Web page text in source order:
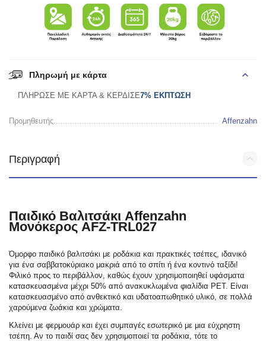
Πληρωμή με κάρτα
ΠΛΗΡΩΣΕ ΜΕ ΚΑΡΤΑ & ΚΕΡΔΙΣΕ7% ΕΚΠΤΩΣΗ
Προμηθευτής Affenzahn
Περιγραφή
Παιδικό Βαλιτσάκι Affenzahn
Μονόκερος AFZ-TRL027
Όμορφο παιδικό βαλιτσάκι με ροδάκια και πρακτικές τσέπες, ιδανικό
για ένα σαββατοκύριακο μακριά από το σπίτι ή ένα κοντινό ταξίδι!
Φιλικό προς το περιβάλλον, καθώς έχουν χρησιμοποιηθεί υφάσματα
κατασκευασμένα μέχρι 50% από ανακυκλωμένα φιαλίδια PET. Είναι
κατασκευασμένο από ανθεκτικό και υδατοαπωθητικό υλικό, σε πολλά
χαρούμενα ζωάκια και χρώματα.
Κλείνει με φερμουάρ και έχει συμπαγές εσωτερικό με μια εύχρηστη
τσέπη. Αν το παιδί σας δεν χρησιμοποιεί τα ροδάκια, τότε το